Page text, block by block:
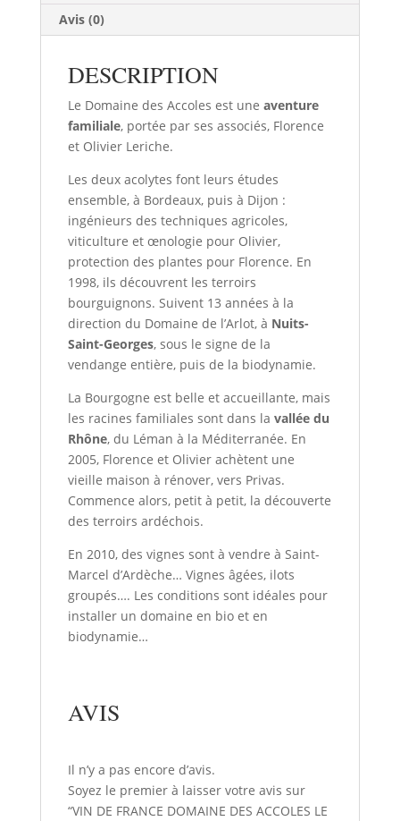
RENDEZ
VOUS
ACCOLYTES
Avis (0)
DESCRIPTION
Le Domaine des Accoles est une aventure
familiale, portée par ses associés, Florence
et Olivier Leriche.
Les deux acolytes font leurs études
ensemble, à Bordeaux, puis à Dijon :
ingénieurs des techniques agricoles,
viticulture et œnologie pour Olivier,
protection des plantes pour Florence. En
1998, ils découvrent les terroirs
bourguignons. Suivent 13 années à la
direction du Domaine de l’Arlot, à Nuits-
Saint-Georges, sous le signe de la
vendange entière, puis de la biodynamie.
La Bourgogne est belle et accueillante, mais
les racines familiales sont dans la vallée du
Rhône, du Léman à la Méditerranée. En
2005, Florence et Olivier achètent une
vieille maison à rénover, vers Privas.
Commence alors, petit à petit, la découverte
des terroirs ardéchois.
En 2010, des vignes sont à vendre à Saint-
Marcel d’Ardèche… Vignes âgées, ilots
groupés…. Les conditions sont idéales pour
installer un domaine en bio et en
biodynamie…
AVIS
Il n’y a pas encore d’avis.
Soyez le premier à laisser votre avis sur
“VIN DE FRANCE DOMAINE DES ACCOLES LE